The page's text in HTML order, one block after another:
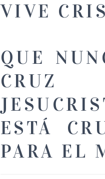
VIVE
QUE
CRUZ
ESTÁ
PARA EL